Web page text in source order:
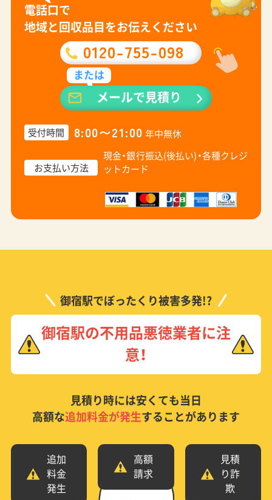
電話口で
地域と回収品目をお伝えください
0120-755-098
または
メールで見積り
受付時間 8:00〜21:00 年中無休
お支払い方法
現金・銀行振込(後払い)・各種クレジ
ットカード
御宿駅でぼったくり被害多発!?
御宿駅の不用品悪徳業者に注
意！
見積り時には安くても当日
高額な追加料金が発生することがあります
追加
料金
発生
高額
請求
見積
り詐
欺